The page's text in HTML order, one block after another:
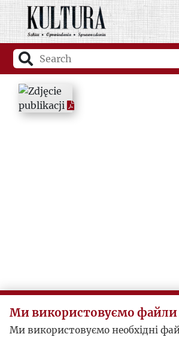
Ми використовуємо файли
Ми використовуємо необхідні